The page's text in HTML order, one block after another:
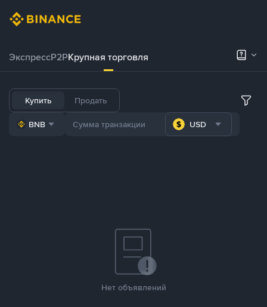
ЭкспрессP2PКрупная торговля
Купить Продать
BNB USD
Нет объявлений